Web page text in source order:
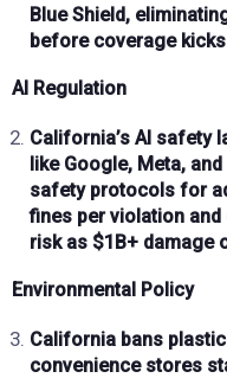
Blue Shield,
before coverage
AI Regulation
California’s AI safety
like Google, Meta, and
safety protocols for
fines per violation and
riskas $1B+ damage
Environmental Policy
California bans
convenience stores